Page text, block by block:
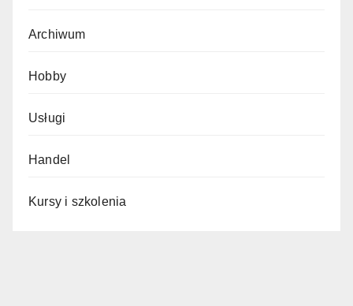
Archiwum
Hobby
Usługi
Handel
Kursy i szkolenia